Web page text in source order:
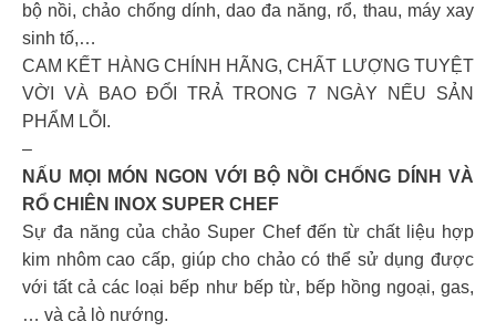
bộ nồi, chảo chống dính, dao đa năng, rổ, thau, máy xay
sinh tố,…
CAM KẾT HÀNG CHÍNH HÃNG, CHẤT LƯỢNG TUYỆT
VỜI VÀ BAO ĐỔI TRẢ TRONG 7 NGÀY NẾU SẢN
PHẨM LỖI.
–
NẤU MỌI MÓN NGON VỚI BỘ NỒI CHỐNG DÍNH VÀ
RỔ CHIÊN INOX SUPER CHEF
Sự đa năng của chảo Super Chef đến từ chất liệu hợp
kim nhôm cao cấp, giúp cho chảo có thể sử dụng được
với tất cả các loại bếp như bếp từ, bếp hồng ngoại, gas,
… và cả lò nướng.